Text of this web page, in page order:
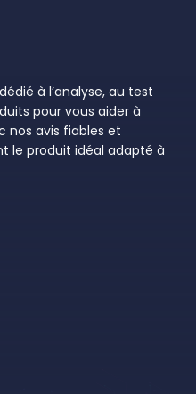
à l’analyse, au test
pour vous aider à
nos avis fiables et
le produit idéal adapté à